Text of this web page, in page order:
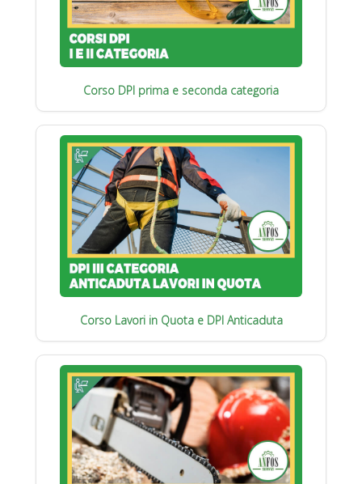
Corso DPI prima e seconda categoria
Corso Lavori in Quota e DPI Anticaduta